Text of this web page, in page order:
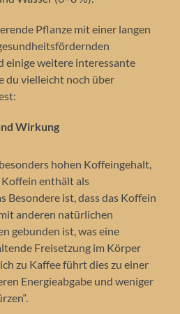
Pflanze mit einer langen
einige weitere interessante
du vielleicht noch über
Wirkung
hohen Koffeingehalt,
enthält als
Besondere ist, dass das Koffein
anderen natürlichen
gebunden ist, was eine
Freisetzung im Körper
zu Kaffee führt dies zu einer
Energieabgabe und weniger